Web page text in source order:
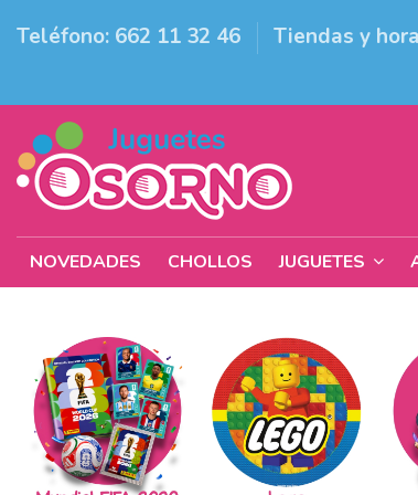
Teléfono: 662 11 32 46 Tiendas y
NOVEDADES CHOLLOS JUGUETES